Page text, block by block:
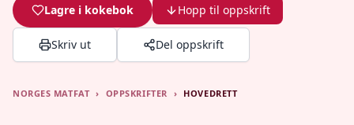
Lagre i kokebok Hopp til oppskrift
Skriv ut Del oppskrift
NORGES MATFAT › OPPSKRIFTER › HOVEDRETT